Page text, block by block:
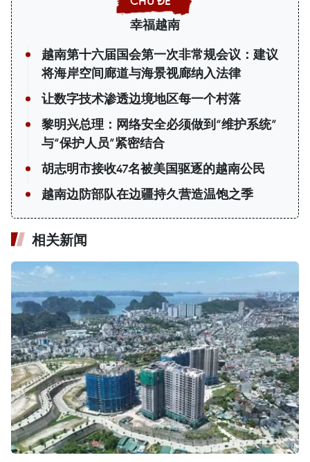
幸福越南
越南第十六届国会第一次非常规会议：建议
将海岸空间廊道与海景视廊纳入法律
让数字技术渗透边境地区每一个村落
黎明兴总理：网络安全必须做到“维护系统”
与“保护人员”紧密结合
胡志明市接收47名被美国驱逐的越南公民
越南边防部队在边疆持久营造温饱之季
相关新闻